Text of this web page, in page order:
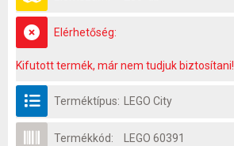
Elérhetőség:
Kifutott termék, már nem tudjuk biztosítani!
Terméktípus: LEGO City
Termékkód: LEGO 60391